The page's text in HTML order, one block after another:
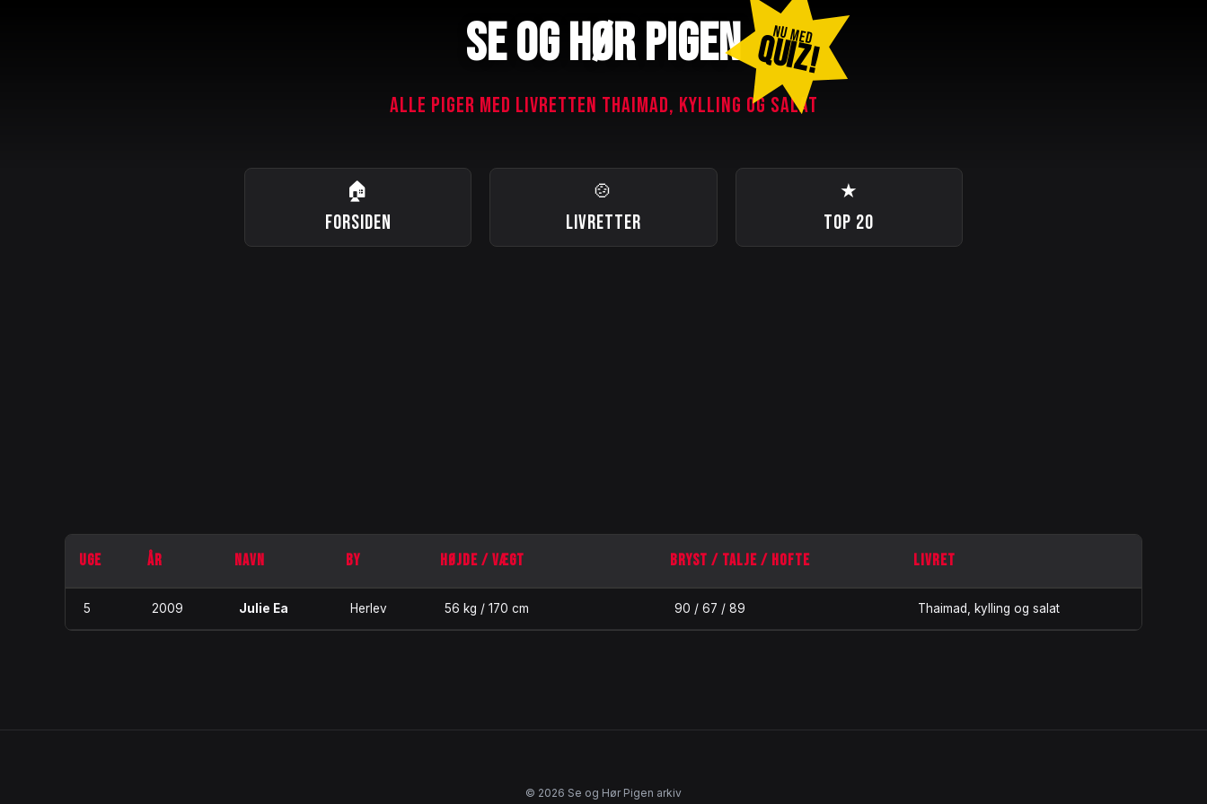
SE OG HØR PIGEN NU MED
QUIZ!
ALLE PIGER MED LIVRETTEN THAIMAD, KYLLING OG SALAT
🏠
FORSIDEN
🍲
LIVRETTER
★
TOP 20
UGE ÅR NAVN BY HØJDE / VÆGT BRYST / TALJE / HOFTE LIVRET
5 2009 Julie Ea Herlev 56 kg / 170 cm 90 / 67 / 89 Thaimad, kylling og salat
© 2026 Se og Hør Pigen arkiv